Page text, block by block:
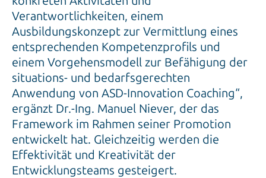
Verantwortlichkeiten, einem
Ausbildungskonzept zur Vermittlung eines
entsprechenden Kompetenzprofils und
einem Vorgehensmodell zur Befähigung der
situations- und bedarfsgerechten
Anwendung von ASD-Innovation Coaching“,
ergänzt Dr.-Ing. Manuel Niever, der das
Framework im Rahmen seiner Promotion
entwickelt hat. Gleichzeitig werden die
Effektivität und Kreativität der
Entwicklungsteams gesteigert.